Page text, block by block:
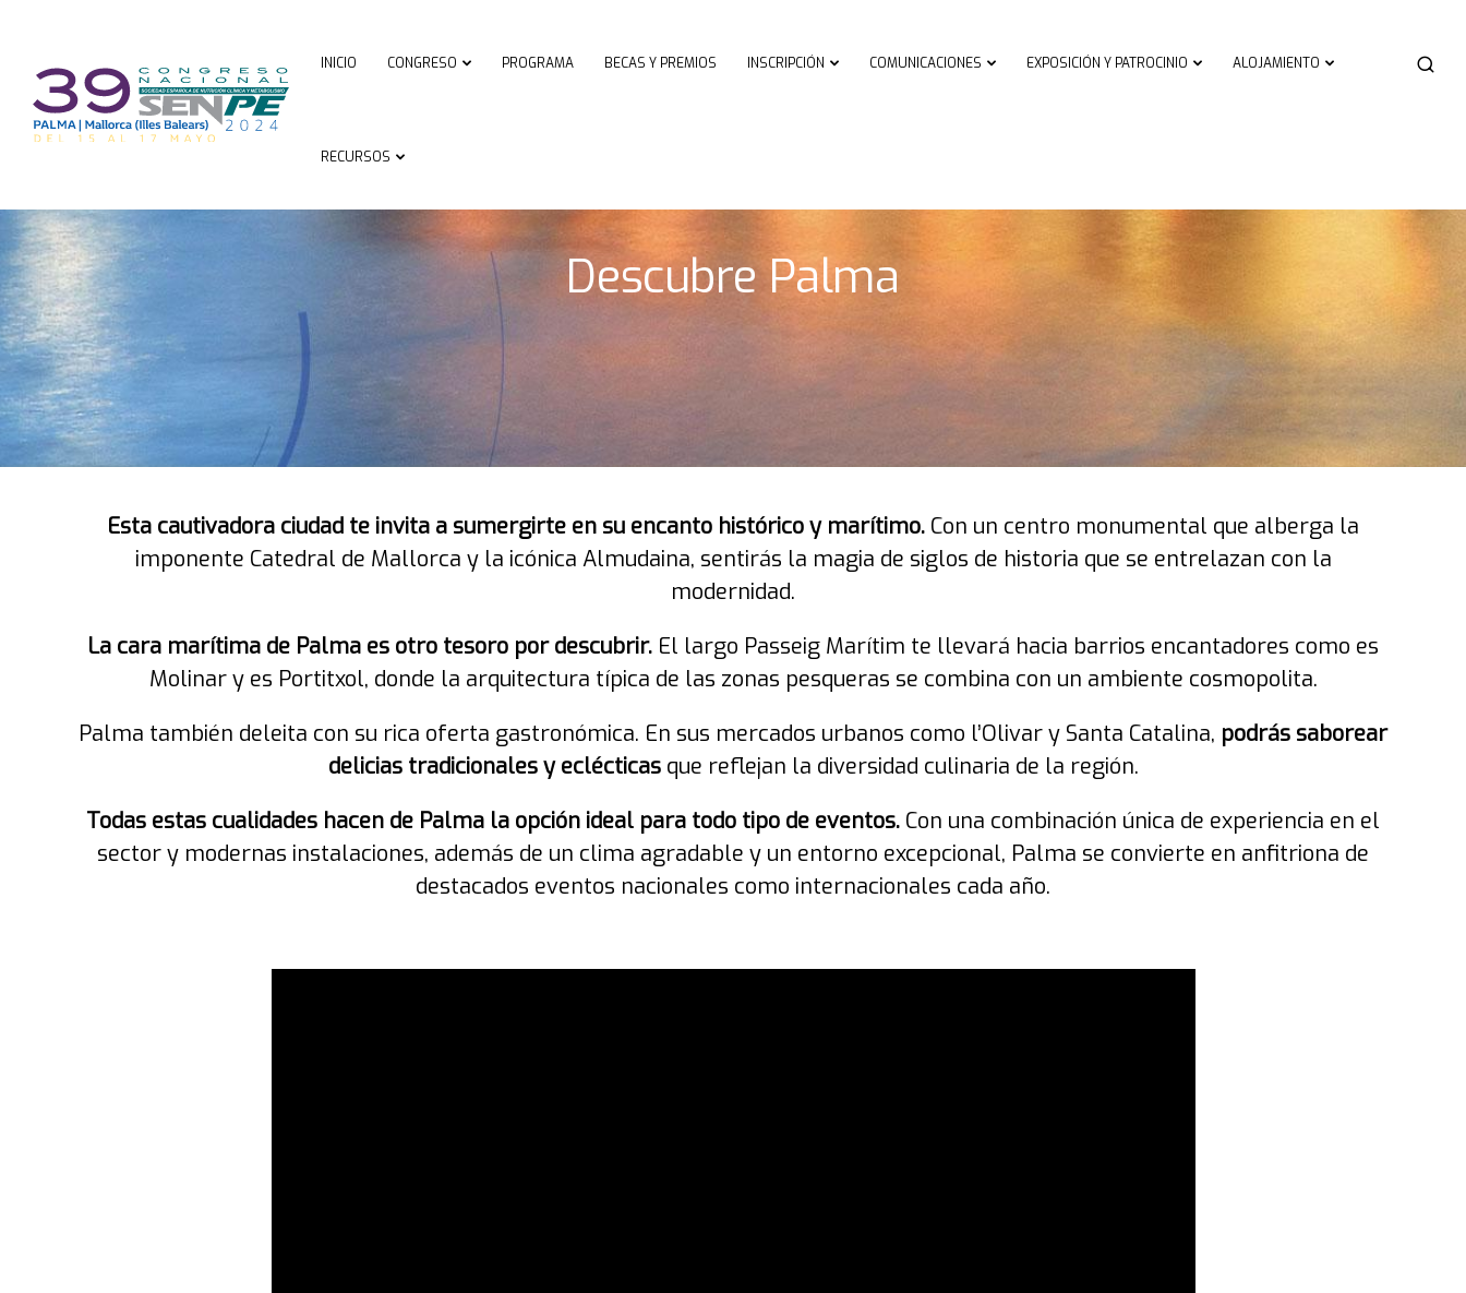
INICIO CONGRESO PROGRAMA BECAS Y PREMIOS INSCRIPCIÓN COMUNICACIONES EXPOSICIÓN Y PATROCINIO ALOJAMIENTO
RECURSOS
Descubre Palma
Esta cautivadora ciudad te invita a sumergirte en su encanto histórico y marítimo. Con un centro monumental que alberga la
imponente Catedral de Mallorca y la icónica Almudaina, sentirás la magia de siglos de historia que se entrelazan con la
modernidad.
La cara marítima de Palma es otro tesoro por descubrir. El largo Passeig Marítim te llevará hacia barrios encantadores como es
Molinar y es Portitxol, donde la arquitectura típica de las zonas pesqueras se combina con un ambiente cosmopolita.
Palma también deleita con su rica oferta gastronómica. En sus mercados urbanos como l’Olivar y Santa Catalina, podrás saborear
delicias tradicionales y eclécticasque reflejan la diversidad culinaria de la región.
Todas estas cualidades hacen de Palma la opción ideal para todo tipo de eventos. Con una combinación única de experiencia en el
sector y modernas instalaciones, además de un clima agradable y un entorno excepcional, Palma se convierte en anfitriona de
destacados eventos nacionales como internacionales cada año.